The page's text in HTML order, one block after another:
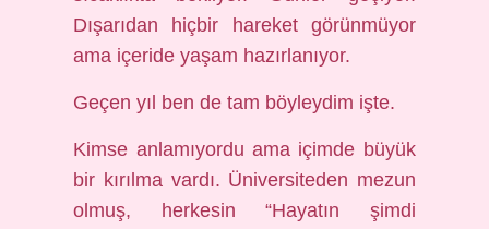
Dışarıdan hiçbir hareket görünmüyor
ama içeride yaşam hazırlanıyor.
Geçen yıl ben de tam böyleydim işte.
Kimse anlamıyordu ama içimde büyük
bir kırılma vardı. Üniversiteden mezun
olmuş, herkesin “Hayatın şimdi